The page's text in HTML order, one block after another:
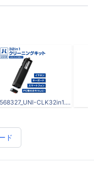
4571314568327_UNI-CLK32in1.jpg
ド